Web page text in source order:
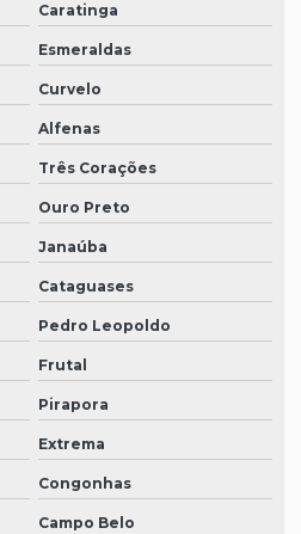
Caratinga
Esmeraldas
Curvelo
Alfenas
Três Corações
Ouro Preto
Janaúba
Cataguases
Pedro Leopoldo
Frutal
Pirapora
Extrema
Congonhas
Campo Belo